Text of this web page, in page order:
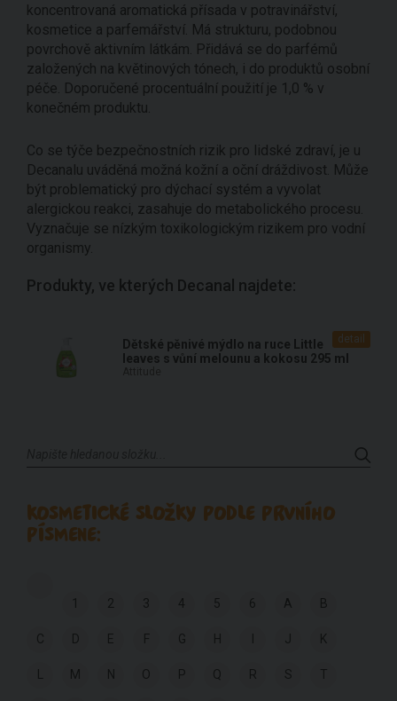
koncentrovaná aromatická přísada v potravinářství,
kosmetice a parfemářství. Má strukturu, podobnou
povrchově aktivním látkám. Přidává se do parfémů
založených na květinových tónech, i do produktů osobní
péče. Doporučené procentuální použití je 1,0 % v
konečném produktu.
Co se týče bezpečnostních rizik pro lidské zdraví, je u
Decanalu uváděná možná kožní a oční dráždivost. Může
být problematický pro dýchací systém a vyvolat
alergickou reakci, zasahuje do metabolického procesu.
Vyznačuje se nízkým toxikologickým rizikem pro vodní
organismy.
Produkty, ve kterých Decanal najdete:
Dětské pěnivé mýdlo na ruce Little
leaves s vůní melounu a kokosu 295 ml
detail
KOSMETICKÉ SLOŽKY PODLE PRVNÍHO
PÍSMENE:
1 2 3 4 5 6 A B
C D E F G H I J K
L M N O P Q R S T